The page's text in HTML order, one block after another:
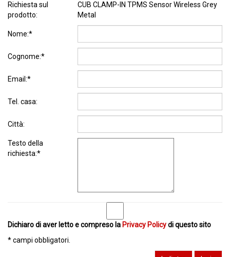
Richiesta sul
prodotto:
CUB CLAMP-IN TPMS Sensor Wireless Grey
Metal
Nome:*
Cognome:*
Email:*
Tel. casa:
Città:
Testo della
richiesta:*
Dichiaro di aver letto e compreso la Privacy Policydi questo sito
* campi obbligatori.